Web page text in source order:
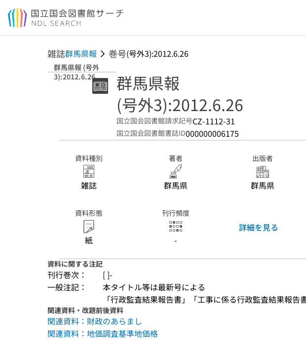
本文へ移動
雑誌群馬県報 巻号(号外3):2012.6.26
群馬県報 (号外
3):2012.6.26
群馬県報
(号外3):2012.6.26
国立国会図書館請求記号CZ-1112-31
国立国会図書館書誌ID000000006175
資料種別
雑誌
著者
群馬県
出版者
群馬県
資料形態
紙
刊行頻度
-
詳細を見る
資料に関する注記
刊行巻次：
[ ]-
一般注記：
本タイトル等は最新号による
「行政監査結果報告書」「工事に係る行政監査結果報告
関連資料・改題前後資料
関連資料：財政のあらまし
関連資料：地価調査基準地価格